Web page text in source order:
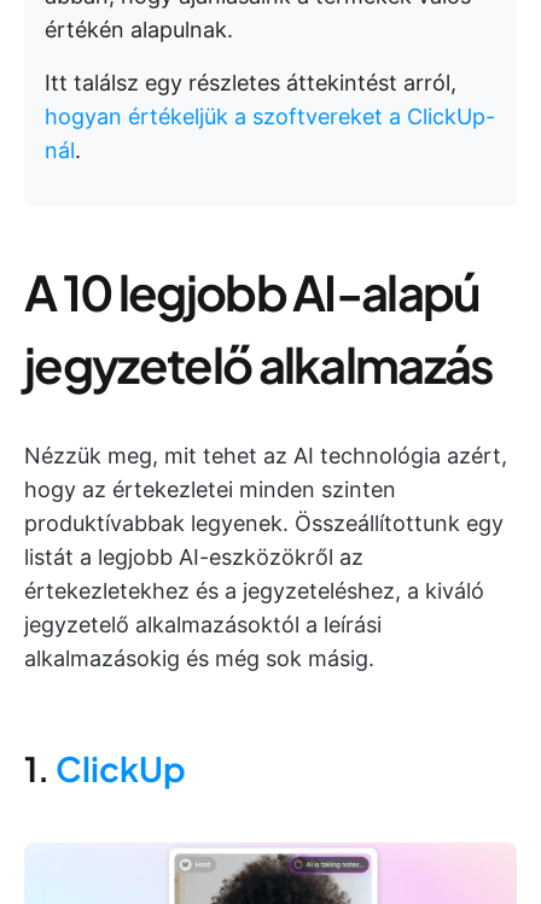
értékén alapulnak.
Itt találsz egy részletes áttekintést arról,
hogyan értékeljük a szoftvereket a ClickUp-
nál.
A 10 legjobb AI-alapú
jegyzetelő alkalmazás
Nézzük meg, mit tehet az AI technológia azért,
hogy az értekezletei minden szinten
produktívabbak legyenek. Összeállítottunk egy
listát a legjobb AI-eszközökről az
értekezletekhez és a jegyzeteléshez, a kiváló
jegyzetelő alkalmazásoktól a leírási
alkalmazásokig és még sok másig.
1. ClickUp